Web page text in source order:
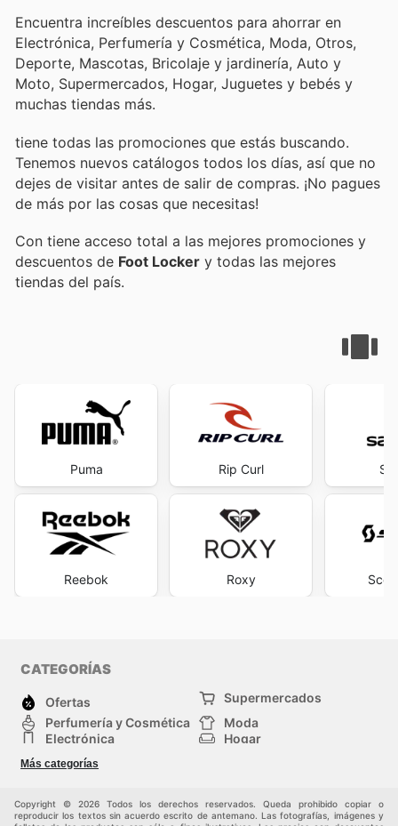
Encuentra increíbles descuentos para ahorrar en
Electrónica, Perfumería y Cosmética, Moda, Otros,
Deporte, Mascotas, Bricolaje y jardinería, Auto y
Moto, Supermercados, Hogar, Juguetes y bebés y
muchas tiendas más.
tiene todas las promociones que estás buscando.
Tenemos nuevos catálogos todos los días, así que no
dejes de visitar antes de salir de compras. ¡No pagues
de más por las cosas que necesitas!
Con tiene acceso total a las mejores promociones y
descuentos de Foot Locker y todas las mejores
tiendas del país.
Puma
Reebok
Rip Curl
Roxy
CATEGORÍAS
Ofertas
Supermercados
Perfumería y Cosmética
Moda
Electrónica
Hogar
Deporte
Juguetes y bebés
Más categorías
Copyright © 2026 Todos los derechos reservados. Queda prohibido copiar o
reproducir los textos sin acuerdo escrito de antemano. Las fotografías, imágenes y